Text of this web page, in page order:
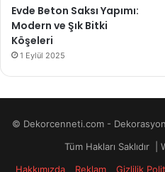
Evde Beton Saksı Yapımı:
Modern ve Şık Bitki
Köşeleri
1 Eylül 2025
© Dekorcenneti.com -
Tüm Hakları Saklıdır
Hakkımızda
Reklam Gizlilik